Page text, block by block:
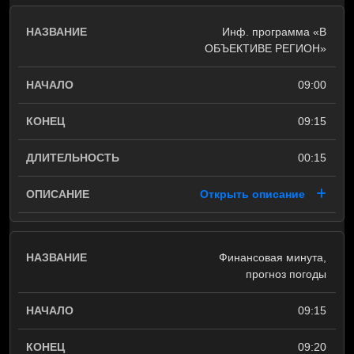
Инф. программа «В
ОБЪЕКТИВЕ РЕГИОН»
09:00
09:15
00:15
Открыть описание
Финансовая минута,
прогноз погоды
09:15
09:20